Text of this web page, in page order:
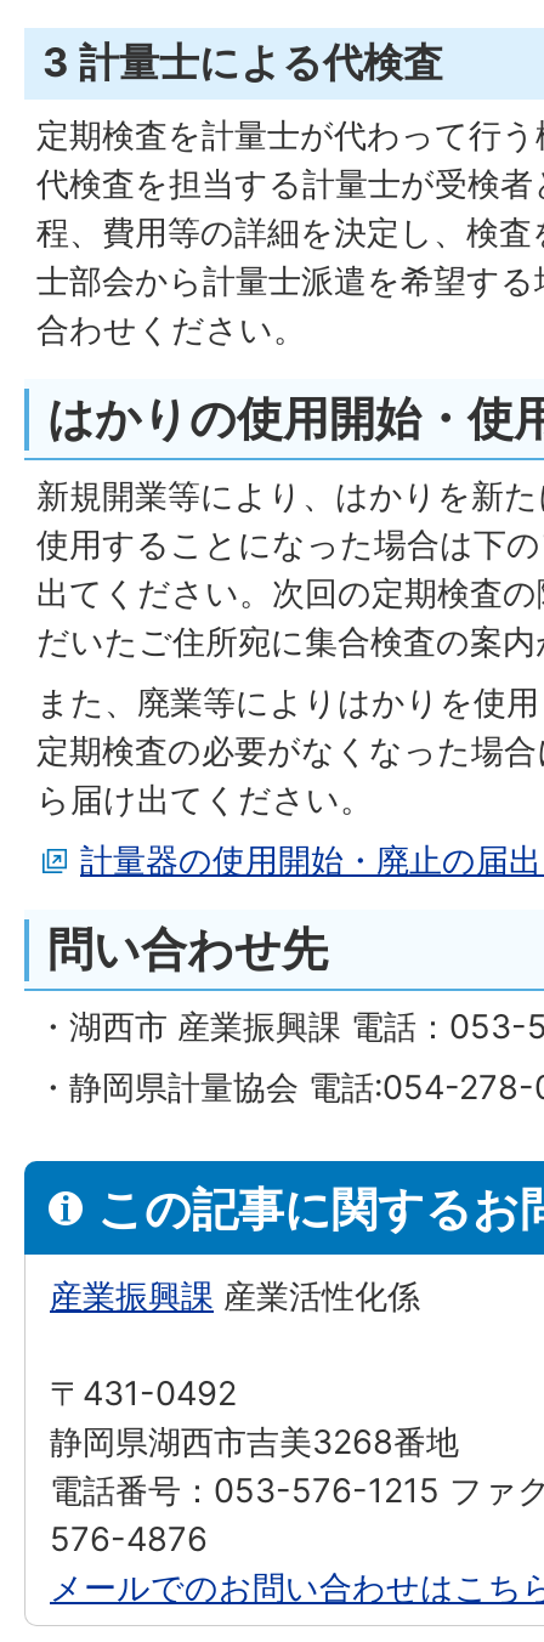
3 計量士による代検査
定期検査を計量士が代わって行
代検査を担当する計量士が受検
程、費用等の詳細を決定し、検
士部会から計量士派遣を希望す
合わせください。
はかりの使用開始・使
新規開業等により、はかりを新
使用することになった場合は下
出てください。次回の定期検査
だいたご住所宛に集合検査の案
また、廃業等によりはかりを使
定期検査の必要がなくなった場
ら届け出てください。
計量器の使用開始・廃止の届
問い合わせ先
・湖西市 産業振興課 電話：
・静岡県計量協会 電話:054-
この記事に関するお
産業振興課 産業活性化係
〒431-0492
静岡県湖西市吉美3268番地
電話番号：053-576-1215 ファ
576-4876
メールでのお問い合わせはこち